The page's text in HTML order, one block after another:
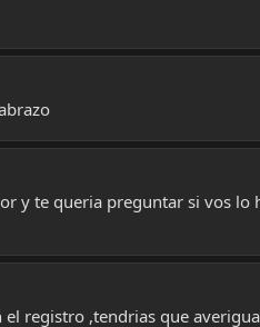
y te queria preguntar si vos lo
registro ,tendrias que